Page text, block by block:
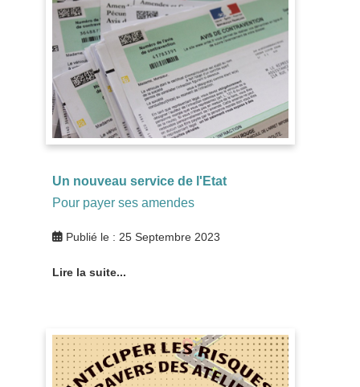
Un nouveau service de l'Etat
Pour payer ses amendes
Publié le : 25 Septembre 2023
Lire la suite...